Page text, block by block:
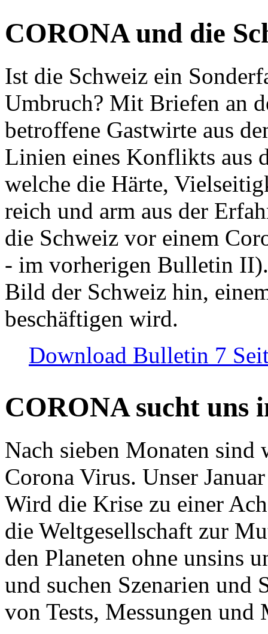
CORONA und die
Ist die Schweiz ein
Umbruch? Mit Briefen an
betroffene Gastwirte aus
Linien eines Konflikts aus
welche die Härte,
reich und arm aus der
die Schweiz vor einem
- im vorherigen Bulletin
Bild der Schweiz hin,
beschäftigen wird.
Download Bulletin 7
CORONA sucht uns
Nach sieben Monaten
Corona Virus. Unser
Wird die Krise zu einer
die Weltgesellschaft zur
den Planeten ohne unsins
und suchen Szenarien und
von Tests, Messungen und